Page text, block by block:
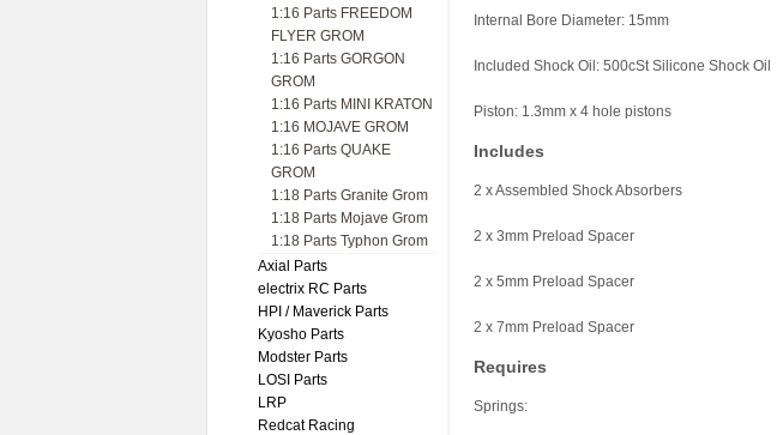
1:16 Parts FREEDOM
FLYER GROM
1:16 Parts GORGON
GROM
1:16 Parts MINI KRATON
1:16 MOJAVE GROM
1:16 Parts QUAKE
GROM
1:18 Parts Granite Grom
1:18 Parts Mojave Grom
1:18 Parts Typhon Grom
Axial Parts
electrix RC Parts
HPI / Maverick Parts
Kyosho Parts
Modster Parts
LOSI Parts
LRP
Redcat Racing
Internal Bore Diameter: 15mm
Included Shock Oil: 500cSt Silicone Shock Oil
Piston: 1.3mm x 4 hole pistons
Includes
2 x Assembled Shock Absorbers
2 x 3mm Preload Spacer
2 x 5mm Preload Spacer
2 x 7mm Preload Spacer
Requires
Springs: